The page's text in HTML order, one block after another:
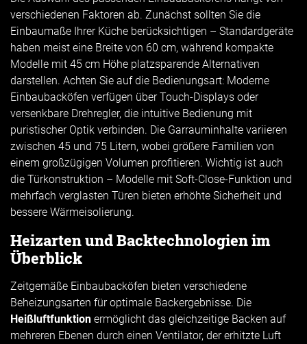
verschiedenen Faktoren ab. Zunächst sollten Sie die
Einbaumaße Ihrer Küche berücksichtigen – Standardgeräte
haben meist eine Breite von 60 cm, während kompakte
Modelle mit 45 cm Höhe platzsparende Alternativen
darstellen. Achten Sie auf die Bedienungsart: Moderne
Einbaubacköfen verfügen über Touch-Displays oder
versenkbare Drehregler, die intuitive Bedienung mit
puristischer Optik verbinden. Die Garrauminhalte variieren
zwischen 45 und 75 Litern, wobei größere Familien von
einem großzügigen Volumen profitieren. Wichtig ist auch
die Türkonstruktion – Modelle mit Soft-Close-Funktion und
mehrfach verglasten Türen bieten erhöhte Sicherheit und
bessere Wärmeisolierung.
Heizarten und Backtechnologien im
Überblick
Zeitgemäße Einbaubacköfen bieten verschiedene
Beheizungsarten für optimale Backergebnisse. Die
Heißluftfunktion ermöglicht das gleichzeitige Backen auf
mehreren Ebenen durch einen Ventilator, der erhitzte Luft